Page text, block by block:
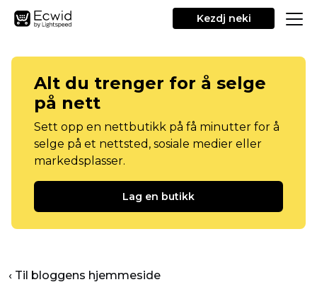
Kezdj neki
Alt du trenger for å selge
på nett
Sett opp en nettbutikk på få minutter for å
selge på et nettsted, sosiale medier eller
markedsplasser.
Lag en butikk
‹ Til bloggens hjemmeside